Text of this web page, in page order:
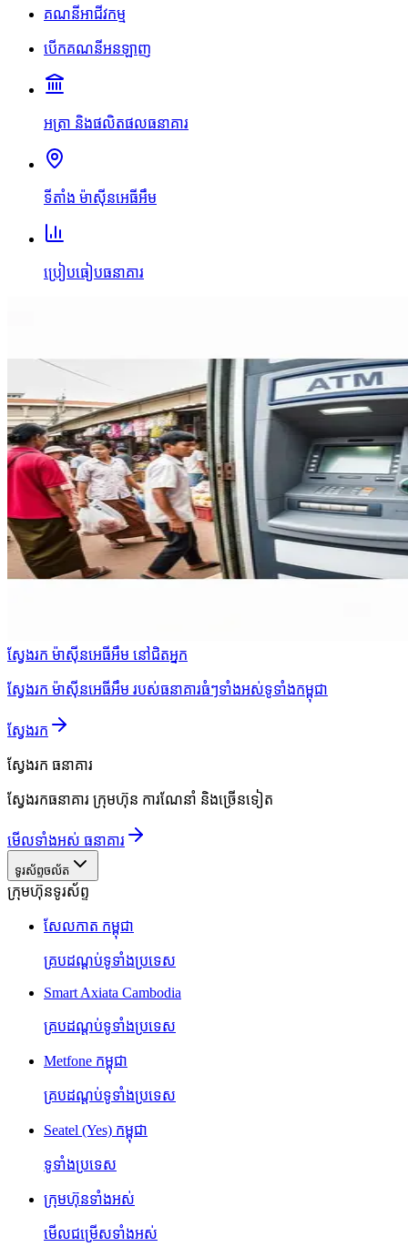
គណនីអាជីវកម្ម
បើកគណនីអនឡាញ
អត្រា និងផលិតផលធនាគារ
ទីតាំង ម៉ាស៊ីនអេធីអឹម
ប្រៀបធៀបធនាគារ
ស្វែងរក ម៉ាស៊ីនអេធីអឹម នៅជិតអ្នក
ស្វែងរក ម៉ាស៊ីនអេធីអឹម របស់ធនាគារធំៗទាំងអស់ទូទាំងកម្ពុជា
ស្វែងរក
ស្វែងរក ធនាគារ
ស្វែងរកធនាគារ ក្រុមហ៊ុន ការណែនាំ និងច្រើនទៀត
មើលទាំងអស់ ធនាគារ
ទូរស័ព្ទចល័ត
ក្រុមហ៊ុនទូរស័ព្ទ
សែលកាត កម្ពុជា
គ្របដណ្តប់ទូទាំងប្រទេស
Smart Axiata Cambodia
គ្របដណ្តប់ទូទាំងប្រទេស
Metfone កម្ពុជា
គ្របដណ្តប់ទូទាំងប្រទេស
Seatel (Yes) កម្ពុជា
ទូទាំងប្រទេស
ក្រុមហ៊ុនទាំងអស់
មើលជម្រើសទាំងអស់